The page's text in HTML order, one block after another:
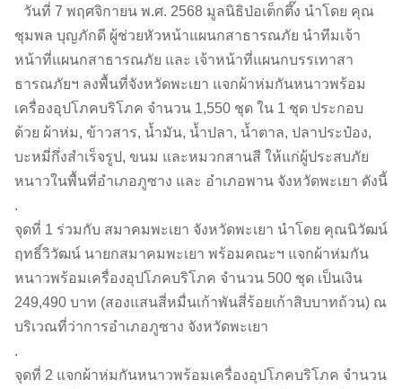
วันที่ 7 พฤศจิกายน พ.ศ. 2568 มูลนิธิป่อเต็กตึ๊ง นำโดย คุณ
ชุมพล บุญภักดี ผู้ช่วยหัวหน้าแผนกสาธารณภัย นำทีมเจ้า
หน้าที่แผนกสาธารณภัย และ เจ้าหน้าที่แผนกบรรเทาสา
ธารณภัยฯ ลงพื้นที่จังหวัดพะเยา แจกผ้าห่มกันหนาวพร้อม
เครื่องอุปโภคบริโภค จำนวน 1,550 ชุด ใน 1 ชุด ประกอบ
ด้วย ผ้าห่ม, ข้าวสาร, น้ำมัน, น้ำปลา, น้ำตาล, ปลาประป๋อง,
บะหมี่กึ่งสำเร็จรูป, ขนม และหมวกสานสี ให้แก่ผู้ประสบภัย
หนาวในพื้นที่อำเภอภูซาง และ อำเภอพาน จังหวัดพะเยา ดังนี้
.
จุดที่ 1 ร่วมกับ สมาคมพะเยา จังหวัดพะเยา นำโดย คุณนิวัฒน์
ฤทธิ์วิวัฒน์ นายกสมาคมพะเยา พร้อมคณะฯ แจกผ้าห่มกัน
หนาวพร้อมเครื่องอุปโภคบริโภค จำนวน 500 ชุด เป็นเงิน
249,490 บาท (สองแสนสี่หมื่นเก้าพันสี่ร้อยเก้าสิบบาทถ้วน) ณ
บริเวณที่ว่าการอำเภอภูซาง จังหวัดพะเยา
.
จุดที่ 2 แจกผ้าห่มกันหนาวพร้อมเครื่องอุปโภคบริโภค จำนวน